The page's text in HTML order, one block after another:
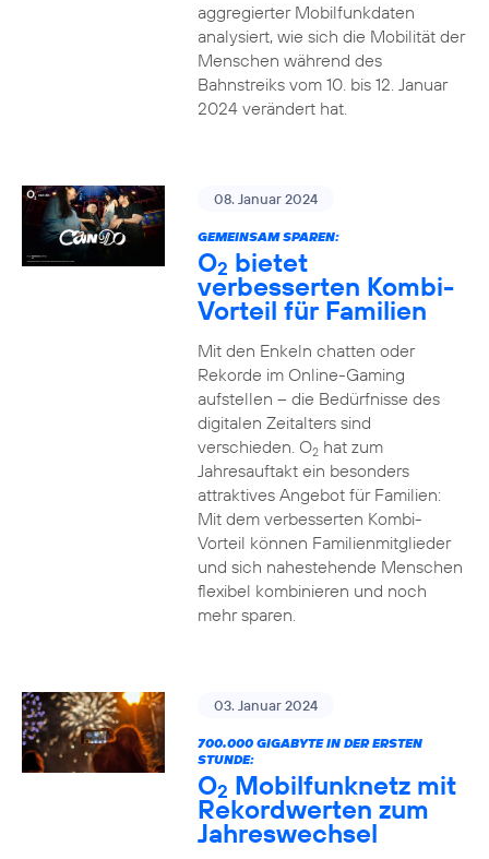
aggregierter Mobilfunkdaten
analysiert, wie sich die Mobilität der
Menschen während des
Bahnstreiks vom 10. bis 12. Januar
2024 verändert hat.
08. Januar 2024
GEMEINSAM SPAREN:
O2 bietet
verbesserten Kombi-
Vorteil für Familien
Mit den Enkeln chatten oder
Rekorde im Online-Gaming
aufstellen – die Bedürfnisse des
digitalen Zeitalters sind
verschieden. O2hat zum
Jahresauftakt ein besonders
attraktives Angebot für Familien:
Mit dem verbesserten Kombi-
Vorteil können Familienmitglieder
und sich nahestehende Menschen
flexibel kombinieren und noch
mehr sparen.
03. Januar 2024
700.000 GIGABYTE IN DER ERSTEN
STUNDE:
O2 Mobilfunknetz mit
Rekordwerten zum
Jahreswechsel